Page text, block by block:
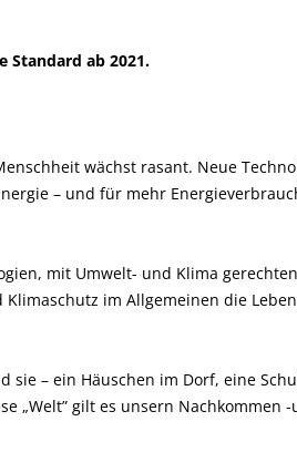
Standard ab 2021.
wächst rasant. Neue
– und für mehr
mit Umwelt- und Klima
im Allgemeinen die
– ein Häuschen im Dorf, eine
„Welt” gilt es unsern Nachkommen